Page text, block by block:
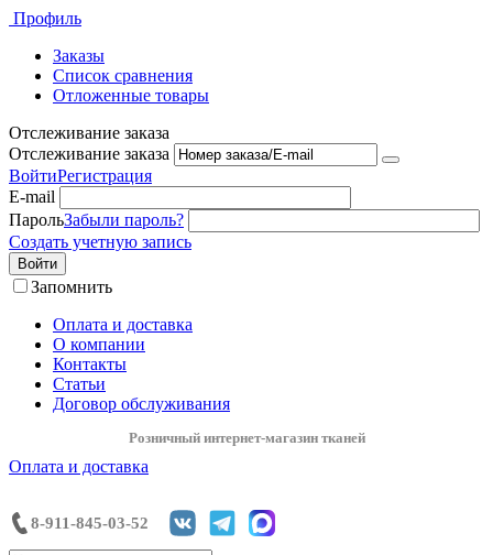
Профиль
Заказы
Список сравнения
Отложенные товары
Отслеживание заказа
Отслеживание заказа
ВойтиРегистрация
E-mail
ПарольЗабыли пароль?
Создать учетную запись
Войти
Запомнить
Оплата и доставка
О компании
Контакты
Статьи
Договор обслуживания
Розничный интернет-магазин тканей
Оплата и доставка
8-911-845-03-52